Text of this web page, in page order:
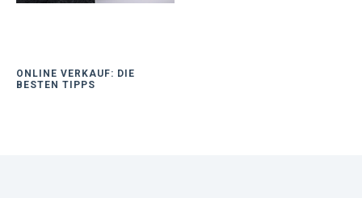
ONLINE VERKAUF: DIE
BESTEN TIPPS